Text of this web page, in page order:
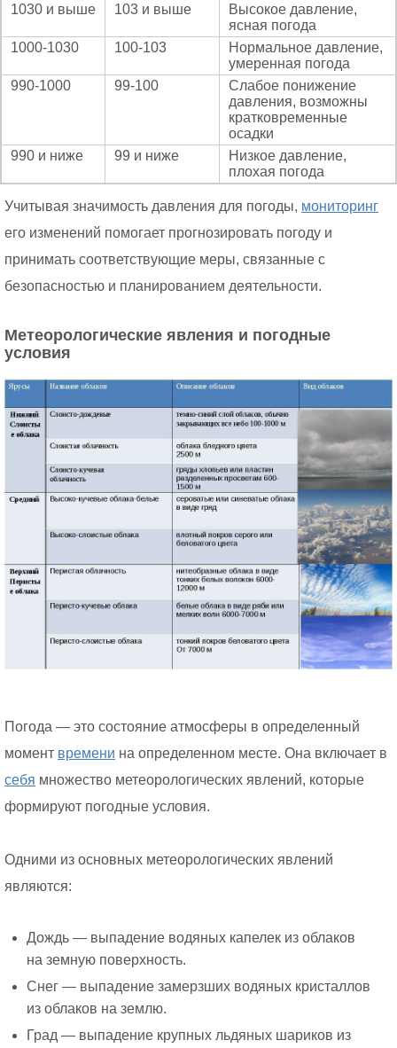
1030 и выше 103 и выше
Высокое давление,
ясная погода
1000-1030
100-103
Нормальное давление,
умеренная погода
990-1000
99-100
Слабое понижение
давления, возможны
кратковременные
осадки
990 и ниже
99 и ниже
Низкое давление,
плохая погода
Учитывая значимость давления для погоды, мониторинг
его изменений помогает прогнозировать погоду и
принимать соответствующие меры, связанные с
безопасностью и планированием деятельности.
Метеорологические явления и погодные
условия
Погода — это состояние атмосферы в определенный
момент времени на определенном месте. Она включает в
себя множество метеорологических явлений, которые
формируют погодные условия.
Одними из основных метеорологических явлений
являются:
Дождь — выпадение водяных капелек из облаков
на земную поверхность.
Снег — выпадение замерзших водяных кристаллов
из облаков на землю.
Град — выпадение крупных льдяных шариков из